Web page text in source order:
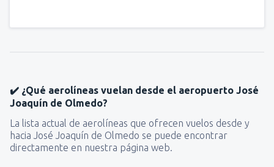
✔️ ¿Qué aerolíneas vuelan desde el aeropuerto José
Joaquín de Olmedo?
La lista actual de aerolíneas que ofrecen vuelos desde y
hacia José Joaquín de Olmedo se puede encontrar
directamente en nuestra página web.